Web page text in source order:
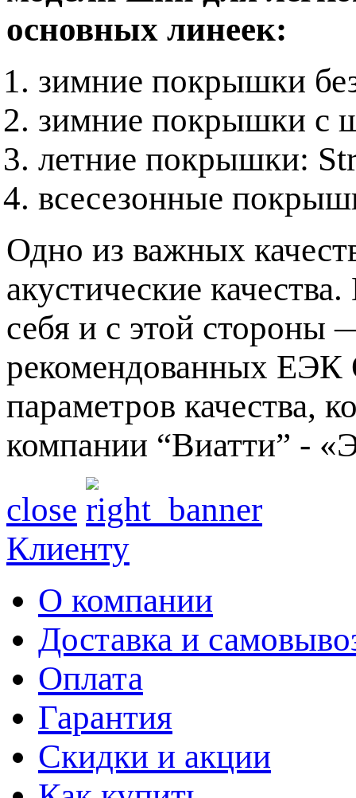
основных линеек:
зимние покрышки
зимние покрышки с
летние покрышки:
всесезонные
Одно из важных
акустические
себя и с этой
рекомендованных ЕЭК
параметров качества,
компании “Виатти” -
close
Клиенту
О компании
Доставка и
Оплата
Гарантия
Скидки и акции